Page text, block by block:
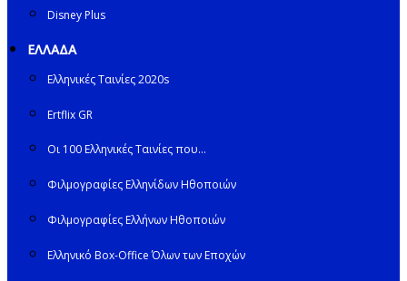
Disney Plus
ΕΛΛΑΔΑ
Ελληνικές Ταινίες 2020s
Ertflix GR
Οι 100 Ελληνικές Ταινίες που…
Φιλμογραφίες Ελληνίδων Ηθοποιών
Φιλμογραφίες Ελλήνων Ηθοποιών
Ελληνικό Box-Office Όλων των Εποχών